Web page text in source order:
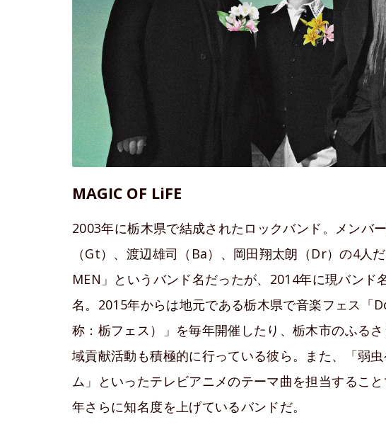
MAGIC OF LiFE
2003年に栃木県で結成されたロックバンド。メンバ
（Gt）、渡辺雄司（Ba）、岡田翔太朗（Dr）の4人
MEN」というバンド名だったが、2014年に現バンド
名。2015年からは地元である栃木県で音楽フェス「
称：栃フェス）」を毎年開催したり、栃木市のふる
域貢献活動も積極的に行っている彼ら。また、「弱
ム」といったテレビアニメのテーマ曲を担当するこ
年さらに知名度を上げているバンドだ。